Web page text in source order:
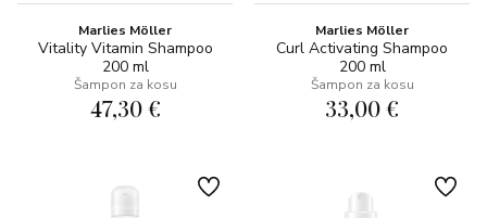
Marlies Möller
Vitality Vitamin Shampoo
200 ml
Šampon za kosu
47,30 €
Marlies Möller
Curl Activating Shampoo
200 ml
Šampon za kosu
33,00 €